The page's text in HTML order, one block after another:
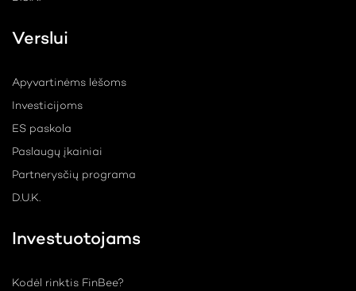
Verslui
Apyvartinėms lėšoms
Investicijoms
ES paskola
Paslaugų įkainiai
Partnerysčių programa
D.U.K.
Investuotojams
Kodėl rinktis FinBee?